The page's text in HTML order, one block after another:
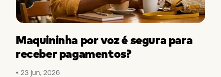
Maquininha por voz é segura para
receber pagamentos?
23 jun, 2026